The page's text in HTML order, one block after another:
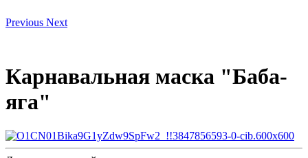
Previous Next
Карнавальная маска "Баба-
яга"